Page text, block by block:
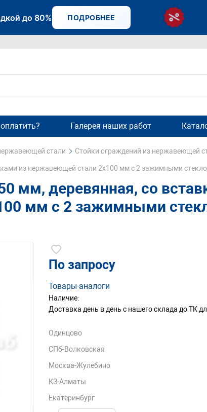
до 80% ПОДРОБНЕЕ
Галерея наших работ
стали Стойки ограждений из нержавеющей
из нержавеющей стали 2х100 мм с 2 зажимными
мм, деревянная, со
мм с 2 зажимными
По запросу
Товары-аналоги
Наличие:
Доставка день в день с нашего склада до ТК
Одинцово
СПб-Волковская
Москва-Жулебино
КЗ-Алматы
Екатеринбург